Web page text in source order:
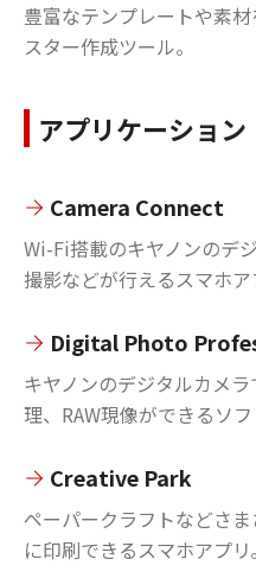
豊富なテンプレートや素
スター作成ツール。
アプリケーション
Camera Connect
Wi-Fi搭載のキヤノンのデ
撮影などが行えるスマホア
Digital Photo
キヤノンのデジタルカメ
理、RAW現像ができるソフ
Creative Park
ペーパークラフトなどさ
に印刷できるスマホアプリ。